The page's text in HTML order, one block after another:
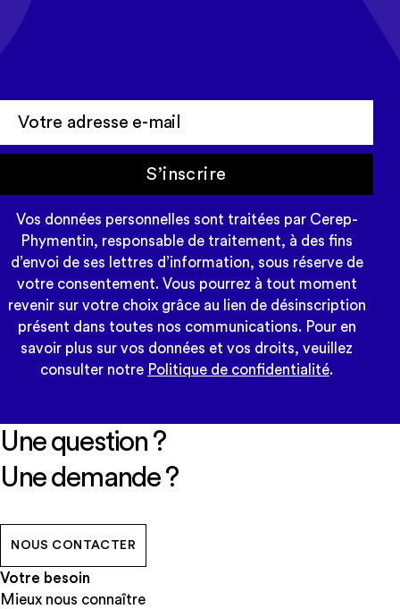
S’inscrire
Vos données personnelles sont traitées par Cerep-
Phymentin, responsable de traitement, à des fins
d’envoi de ses lettres d’information, sous réserve de
votre consentement. Vous pourrez à tout moment
revenir sur votre choix grâce au lien de désinscription
présent dans toutes nos communications. Pour en
savoir plus sur vos données et vos droits, veuillez
consulter notre Politique de confidentialité.
Une question ?
Une demande ?
NOUS CONTACTER
Votre besoin
Mieux nous connaître